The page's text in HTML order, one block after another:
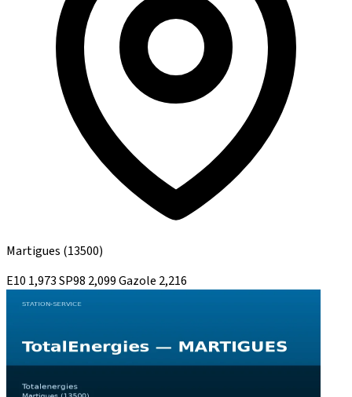
Martigues (13500)
E10 1,973SP98 2,099Gazole 2,216